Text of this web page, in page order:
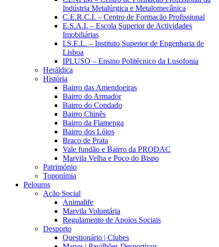
Indústria Metalúrgica e Metalomecânica
C.E.R.C.I. – Centro de Formação Profissional
E.S.A.I. – Escola Superior de Actividades
Imobiliárias
I.S.E.L. – Instituto Superior de Engenharia de
Lisboa
IPLUSO – Ensino Politécnico da Lusofonia
Heráldica
História
Bairro das Amendoeiras
Bairro do Armador
Bairro do Condado
Bairro Chinês
Bairro da Flamenga
Bairro dos Lóios
Braço de Prata
Vale fundão e Bairro da PRODAC
Marvila Velha e Poço do Bispo
Património
Toponímia
Pelouros
Ação Social
Animalife
Marvila Voluntária
Regulamento de Apoios Sociais
Desporto
Questionário | Clubes